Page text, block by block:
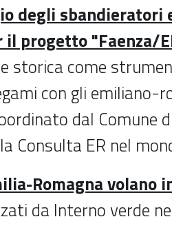
degli
il progetto "Faenza/
storica come
con gli emiliano-
dal Comune
Consulta ER nel
Romagna volano
da Interno verde